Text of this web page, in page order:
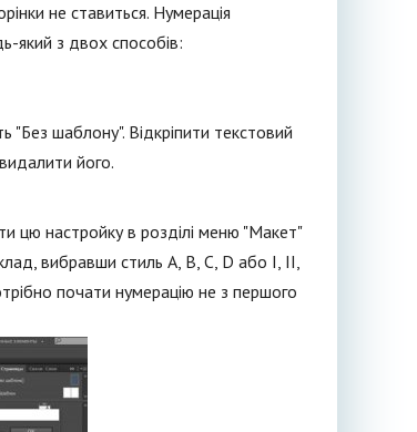
не ставиться. Нумерація
який з двох способів:
"Без шаблону". Відкріпити текстовий
його.
цю настройку в розділі меню "Макет"
вибравши стиль A, B, C, D або I, II,
почати нумерацію не з першого